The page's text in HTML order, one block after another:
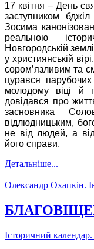
17 квітня – День
заступником
Зосима
реальною
Новгородській
у християнській
сором’язливим та
цурався
молодому віці й
довідався про
засновника
відлюдницьким,
не від людей, а
його справи.
Детальніше...
Олександр Охапкін.
Історичний